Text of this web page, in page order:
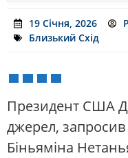
19 Січня, 2026
Близький Схід
Президент США
джерел, запросив
Біньяміна